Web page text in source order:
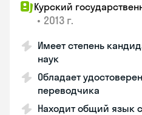
Курский
• 2013 г.
Имеет степень
наук
Обладает
переводчика
Находит общий язык